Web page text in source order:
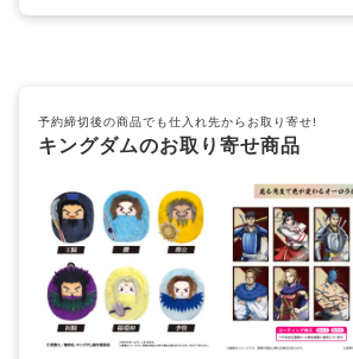
予約締切後の商品でも仕入れ先からお取り寄せ!
キングダムのお取り寄せ商品